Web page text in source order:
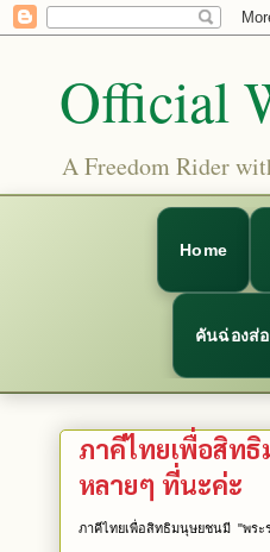
Official
A Freedom Rider
Home
คันฉ่องส่
ภาคีไทยเพื่อสิท
หลายๆ ที่นะค่ะ
ภาคีไทยเพื่อสิทธิมนุษยชนมี "พระ